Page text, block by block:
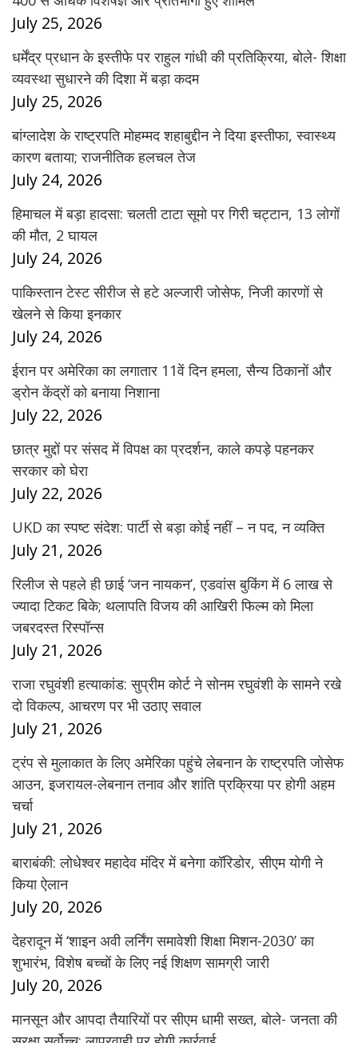
July 25, 2026
धर्मेंद्र प्रधान के इस्तीफे पर राहुल गांधी की प्रतिक्रिया, बोले- शिक्षा
व्यवस्था सुधारने की दिशा में बड़ा कदम
July 25, 2026
बांग्लादेश के राष्ट्रपति मोहम्मद शहाबुद्दीन ने दिया इस्तीफा, स्वास्थ्य
कारण बताया; राजनीतिक हलचल तेज
July 24, 2026
हिमाचल में बड़ा हादसा: चलती टाटा सूमो पर गिरी चट्टान, 13 लोगों
की मौत, 2 घायल
July 24, 2026
पाकिस्तान टेस्ट सीरीज से हटे अल्जारी जोसेफ, निजी कारणों से
खेलने से किया इनकार
July 24, 2026
ईरान पर अमेरिका का लगातार 11वें दिन हमला, सैन्य ठिकानों और
ड्रोन केंद्रों को बनाया निशाना
July 22, 2026
छात्र मुद्दों पर संसद में विपक्ष का प्रदर्शन, काले कपड़े पहनकर
सरकार को घेरा
July 22, 2026
UKD का स्पष्ट संदेश: पार्टी से बड़ा कोई नहीं – न पद, न व्यक्ति
July 21, 2026
रिलीज से पहले ही छाई ‘जन नायकन’, एडवांस बुकिंग में 6 लाख से
ज्यादा टिकट बिके; थलापति विजय की आखिरी फिल्म को मिला
जबरदस्त रिस्पॉन्स
July 21, 2026
राजा रघुवंशी हत्याकांड: सुप्रीम कोर्ट ने सोनम रघुवंशी के सामने रखे
दो विकल्प, आचरण पर भी उठाए सवाल
July 21, 2026
ट्रंप से मुलाकात के लिए अमेरिका पहुंचे लेबनान के राष्ट्रपति जोसेफ
आउन, इजरायल-लेबनान तनाव और शांति प्रक्रिया पर होगी अहम
चर्चा
July 21, 2026
बाराबंकी: लोधेश्वर महादेव मंदिर में बनेगा कॉरिडोर, सीएम योगी ने
किया ऐलान
July 20, 2026
देहरादून में ‘शाइन अवी लर्निंग समावेशी शिक्षा मिशन-2030’ का
शुभारंभ, विशेष बच्चों के लिए नई शिक्षण सामग्री जारी
July 20, 2026
मानसून और आपदा तैयारियों पर सीएम धामी सख्त, बोले- जनता की